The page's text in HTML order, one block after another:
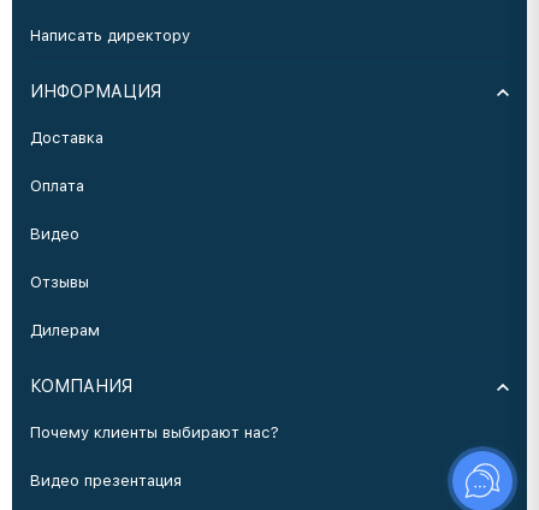
Написать директору
ИНФОРМАЦИЯ
Доставка
Оплата
Видео
Отзывы
Дилерам
КОМПАНИЯ
Почему клиенты выбирают нас?
Видео презентация